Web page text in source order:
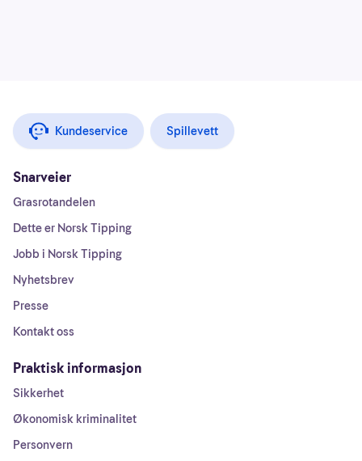
Kundeservice Spillevett
Snarveier
Grasrotandelen
Dette er Norsk Tipping
Jobb i Norsk Tipping
Nyhetsbrev
Presse
Kontakt oss
Praktisk informasjon
Sikkerhet
Økonomisk kriminalitet
Personvern